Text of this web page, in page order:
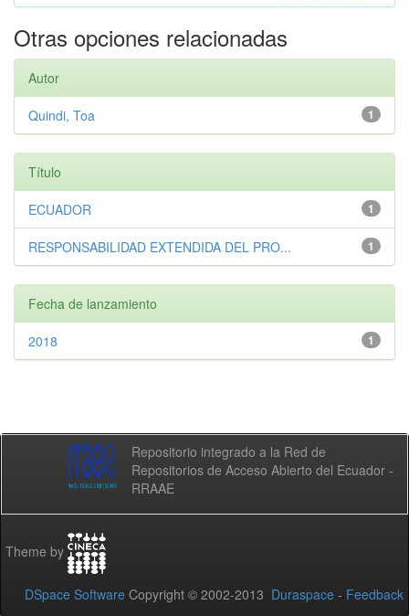
Otras opciones relacionadas
Autor
1
Quindi, Toa
Título
1
ECUADOR
1
RESPONSABILIDAD EXTENDIDA DEL PRO...
Fecha de lanzamiento
1
2018
Repositorio integrado a la Red de
Repositorios de Acceso Abierto del Ecuador -
RRAAE
Theme by
DSpace Software Copyright © 2002-2013 Duraspace - Feedback